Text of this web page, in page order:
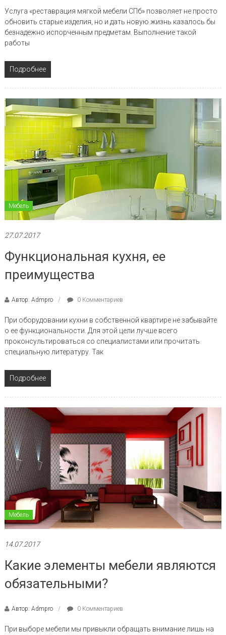
Услуга «реставрация мягкой мебели СПб» позволяет не просто
обновить старые изделия, но и дать новую жизнь казалось бы
безнадежно испорченным предметам. Выполнение такой
работы
Подробнее
Мебель
27.07.2017
Функциональная кухня, ее
преимущества
Автор: Admpro 0 Комментариев
При оборудовании кухни в собственной квартире не забывайте
о ее функциональности. Для этой цели лучше всего
проконсультироваться со специалистами или прочитать
специальную литературу. Так
Подробнее
Мебель
14.07.2017
Какие элементы мебели являются
обязательными?
Автор: Admpro 0 Комментариев
При выборе мебели мы привыкли обращать внимание лишь на